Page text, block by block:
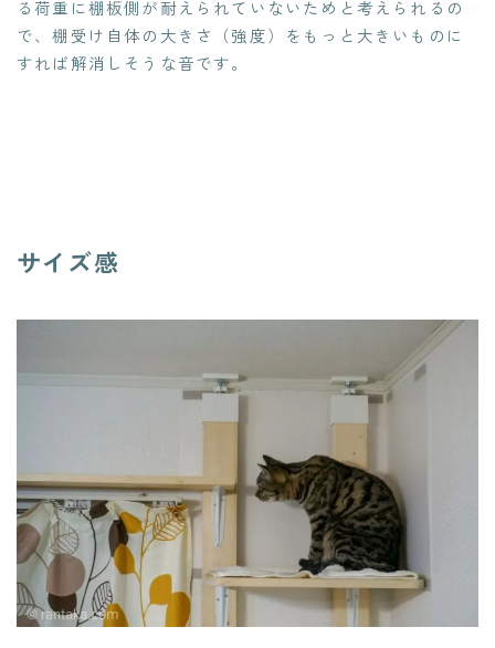
る荷重に棚板側が耐えられていないためと考えられるの
で、棚受け自体の大きさ（強度）をもっと大きいものに
すれば解消しそうな音です。
サイズ感